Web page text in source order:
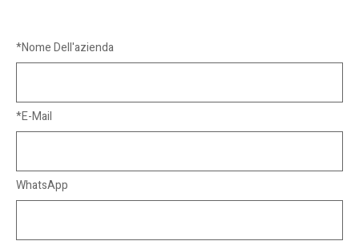
*Nome Dell'azienda
*E-Mail
WhatsApp